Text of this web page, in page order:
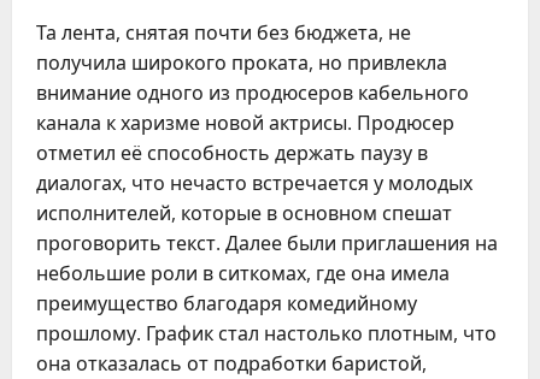
Та лента, снятая почти без бюджета, не
получила широкого проката, но привлекла
внимание одного из продюсеров кабельного
канала к харизме новой актрисы. Продюсер
отметил её способность держать паузу в
диалогах, что нечасто встречается у молодых
исполнителей, которые в основном спешат
проговорить текст. Далее были приглашения на
небольшие роли в ситкомах, где она имела
преимущество благодаря комедийному
прошлому. График стал настолько плотным, что
она отказалась от подработки баристой,